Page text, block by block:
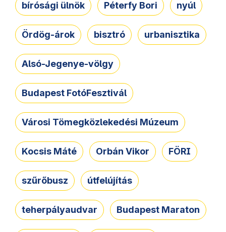
bírósági ülnök Péterfy Bori nyúl
Ördög-árok bisztró urbanisztika
Alsó-Jegenye-völgy
Budapest FotóFesztivál
Városi Tömegközlekedési Múzeum
Kocsis Máté Orbán Vikor FÖRI
szűrőbusz útfelújítás
teherpályaudvar Budapest Maraton